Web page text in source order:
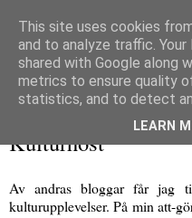
Kulturhöst
Av andras bloggar får jag
kulturupplevelser. På min att-
This site uses cookies
and to analyze traffic.
shared with Google along
metrics to ensure quality
statistics, and to detect
LEARN